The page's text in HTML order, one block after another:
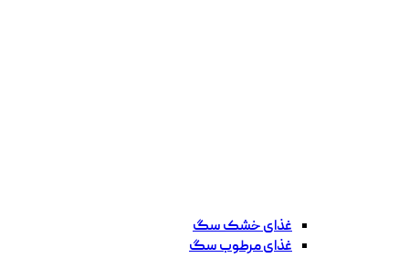
غذای خشک سگ
غذای مرطوب سگ